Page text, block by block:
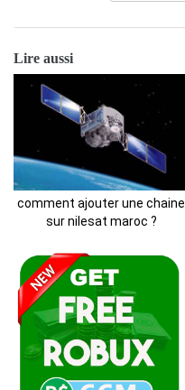
Lire aussi
comment ajouter une chaine
sur nilesat maroc ?